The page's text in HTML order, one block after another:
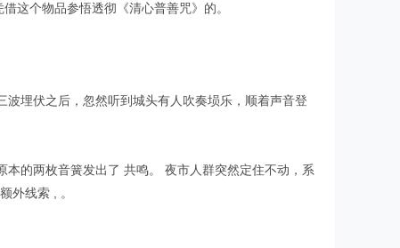
这个物品参悟透彻《清心普善咒》的。
埋伏之后，忽然听到城头有人吹奏埙乐，顺着声音登
的两枚音簧发出了 共鸣。 夜市人群突然定住不动，系
外线索 , 。